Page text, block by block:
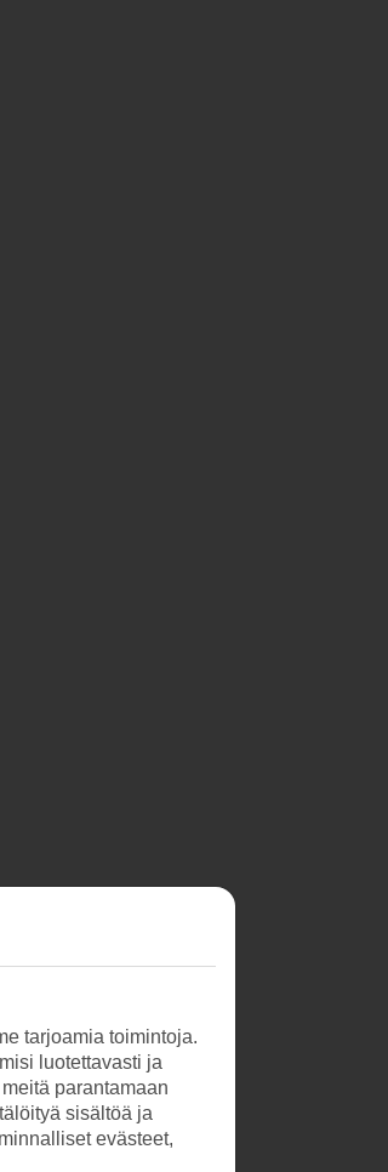
tarjoamia toimintoja.
luotettavasti ja
parantamaan
sisältöä ja
evästeet,